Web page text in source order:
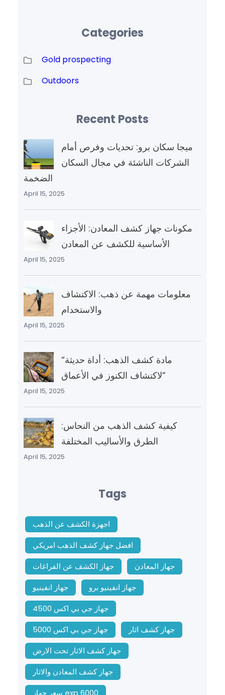
Categories
Gold prospecting
Outdoors
Recent Posts
ميجا سكان برو: تحديات وفرص أمام
الشركات الناشئة في مجال السكان
الضخمة
April 15, 2025
مكونات جهاز كشف المعادن: الأجزاء
الأساسية للكشف عن المعادن
April 15, 2025
معلومات مهمة عن ذهب: الاكتشاف
والاستخدام
April 15, 2025
“مادة كشف الذهب: أداة حديثة
لاكتشاف الكنوز في الأعماق”
April 15, 2025
كيفية كشف الذهب من النحاس:
الطرق والأساليب المختلفة
April 15, 2025
Tags
اجهزة الكشف عن الذهب
افضل جهاز كشف الذهب امريكي
جهاز الكشف عن الفراغات
جهاز المعادن
جهاز انفينيو
جهاز انفينيو برو
جهاز جي بي اكس 4500
جهاز جي بي اكس 5000
جهاز كشف اثار
جهاز كشف الاثار تحت الارض
جهاز كشف المعادن والاثار
سعر جهاز exp 6000